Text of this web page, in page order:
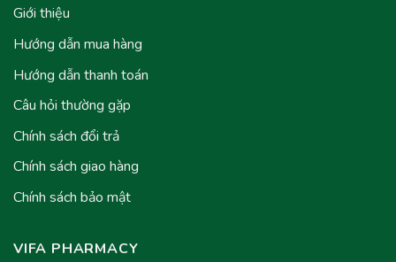
Giới thiệu
Hướng dẫn mua hàng
Hướng dẫn thanh toán
Câu hỏi thường gặp
Chính sách đổi trả
Chính sách giao hàng
Chính sách bảo mật
VIFA PHARMACY